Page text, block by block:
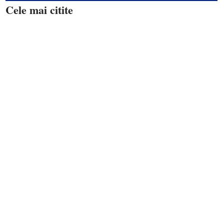
Cele mai citite